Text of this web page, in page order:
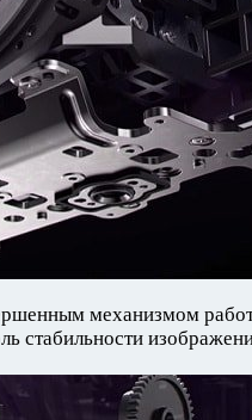
механизмом
стабильности